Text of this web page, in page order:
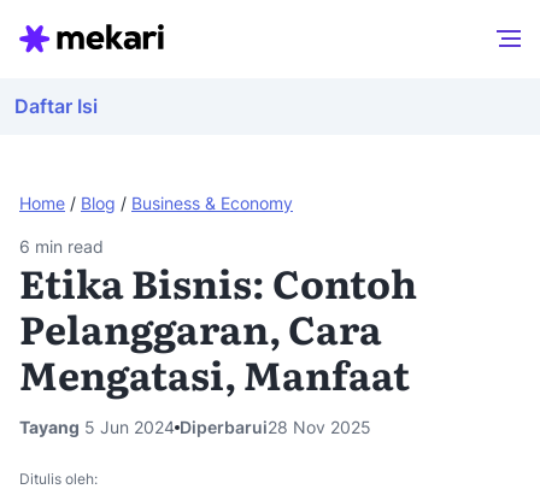
Home / Blog / Business & Economy
Daftar Isi
6 min read
Etika Bisnis: Contoh
Pelanggaran, Cara
Mengatasi, Manfaat
Tayang 5 Jun 2024 Diperbarui28 Nov 2025
Ditulis oleh: